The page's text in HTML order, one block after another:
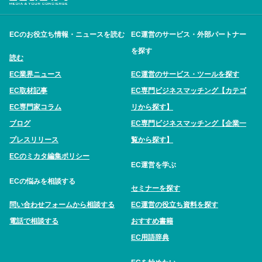
ECのお役立ち情報・ニュースを読む
読む
EC業界ニュース
EC取材記事
EC専門家コラム
ブログ
プレスリリース
ECのミカタ編集ポリシー
ECの悩みを相談する
問い合わせフォームから相談する
電話で相談する
EC運営のサービス・外部パートナー
を探す
EC運営のサービス・ツールを探す
EC専門ビジネスマッチング【カテゴ
リから探す】
EC専門ビジネスマッチング【企業一
覧から探す】
EC運営を学ぶ
セミナーを探す
EC運営の役立ち資料を探す
おすすめ書籍
EC用語辞典